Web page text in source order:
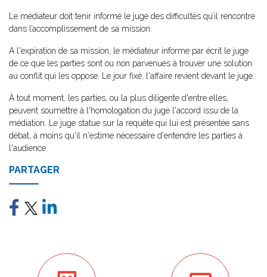
Le médiateur doit tenir informé le juge des difficultés qu’il rencontre
dans l’accomplissement de sa mission.
A l'expiration de sa mission, le médiateur informe par écrit le juge
de ce que les parties sont ou non parvenues à trouver une solution
au conflit qui les oppose. Le jour fixé, l'affaire revient devant le juge.
À tout moment, les parties, ou la plus diligente d'entre elles,
peuvent soumettre à l'homologation du juge l'accord issu de la
médiation. Le juge statue sur la requête qui lui est présentée sans
débat, à moins qu'il n'estime nécessaire d'entendre les parties à
l'audience.
PARTAGER